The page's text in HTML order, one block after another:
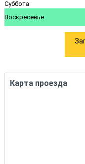
Суббота
Воскресенье
Карта проезда